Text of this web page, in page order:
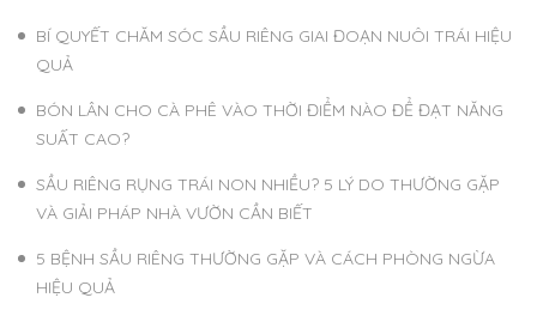
BÍ QUYẾT CHĂM SÓC SẦU RIÊNG GIAI ĐOẠN NUÔI TRÁI HIỆU
QUẢ
BÓN LÂN CHO CÀ PHÊ VÀO THỜI ĐIỂM NÀO ĐỂ ĐẠT NĂNG
SUẤT CAO?
SẦU RIÊNG RỤNG TRÁI NON NHIỀU? 5 LÝ DO THƯỜNG GẶP
VÀ GIẢI PHÁP NHÀ VƯỜN CẦN BIẾT
5 BỆNH SẦU RIÊNG THƯỜNG GẶP VÀ CÁCH PHÒNG NGỪA
HIỆU QUẢ